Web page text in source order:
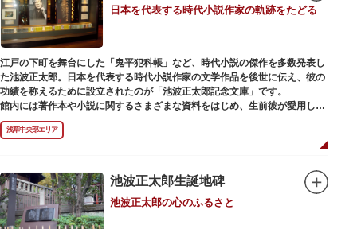
日本を代表する時代小説作家の軌跡をたどる
江戸の下町を舞台にした「鬼平犯科帳」など、時代小説の傑作を多数発表し
た池波正太郎。日本を代表する時代小説作家の文学作品を後世に伝え、彼の
功績を称えるために設立されたのが「池波正太郎記念文庫」です。
館内には著作本や小説に関するさまざまな資料をはじめ、生前彼が愛用して
いた万年筆やパイプ、帽子などが展示されています。書斎も復元されてお
り、池波正太郎をより身近に感じられるスポットです。また「池波グッズ」
とよばれる、作品の舞台を紹介した古地図やポストカード、扇子など様々な
浅草中央部エリア
池波正太郎生誕地碑
池波正太郎の心のふるさと